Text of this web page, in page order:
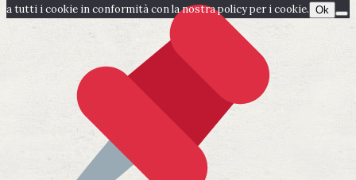
a tutti i cookie in conformità con la nostra policy per i cookie. Ok